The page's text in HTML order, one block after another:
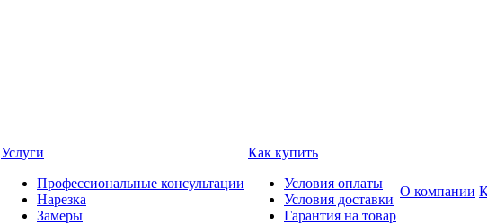
Услуги
Профессиональные консультации
Нарезка
Замеры
Как купить
Условия оплаты
Условия доставки
Гарантия на товар
О компании